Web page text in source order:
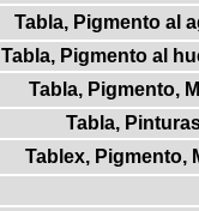
Tabla, Pigmento al
Tabla, Pigmento al
Tabla, Pigmento,
Tabla,
Tablex, Pigmento,